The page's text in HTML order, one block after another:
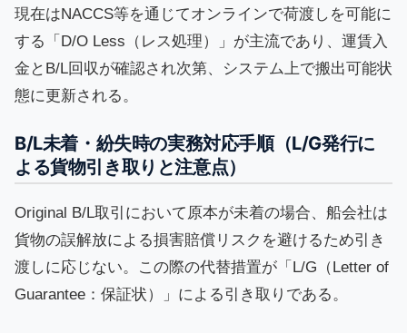
現在はNACCS等を通じてオンラインで荷渡しを可能に
する「D/O Less（レス処理）」が主流であり、運賃入
金とB/L回収が確認され次第、システム上で搬出可能状
態に更新される。
B/L未着・紛失時の実務対応手順（L/G発行に
よる貨物引き取りと注意点）
Original B/L取引において原本が未着の場合、船会社は
貨物の誤解放による損害賠償リスクを避けるため引き
渡しに応じない。この際の代替措置が「L/G（Letter of
Guarantee：保証状）」による引き取りである。